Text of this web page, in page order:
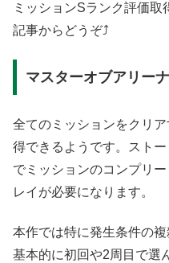
ミッションSランク評価
記事からどうぞ⤴
マスターオブアリーナ
全てのミッションをクリ
得できるようです。スト
でミッションのコンプリ
レイが必要になります。
本作では特に発生条件の
基本的に初回や2周目で選